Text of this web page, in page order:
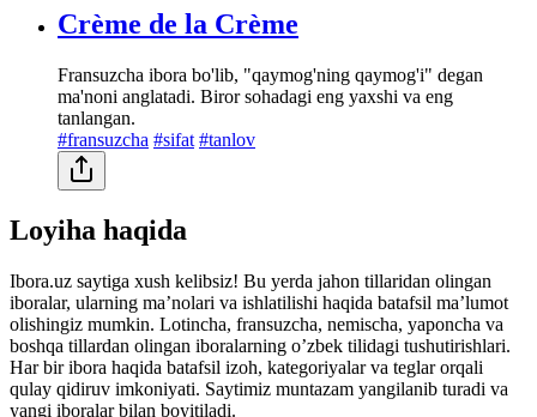
Crème de la Crème
Fransuzcha ibora bo'lib, "qaymog'ning qaymog'i" degan
ma'noni anglatadi. Biror sohadagi eng yaxshi va eng
tanlangan.
#fransuzcha #sifat #tanlov
Loyiha haqida
Ibora.uz saytiga xush kelibsiz! Bu yerda jahon tillaridan olingan
iboralar, ularning maʼnolari va ishlatilishi haqida batafsil maʼlumot
olishingiz mumkin. Lotincha, fransuzcha, nemischa, yaponcha va
boshqa tillardan olingan iboralarning oʼzbek tilidagi tushutirishlari.
Har bir ibora haqida batafsil izoh, kategoriyalar va teglar orqali
qulay qidiruv imkoniyati. Saytimiz muntazam yangilanib turadi va
yangi iboralar bilan boyitiladi.